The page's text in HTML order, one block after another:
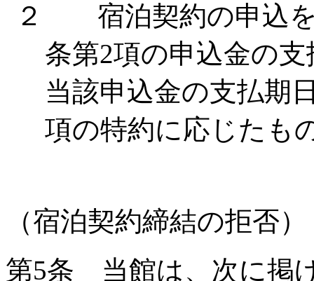
２ 宿泊契約の申込を
条第2項の申込金の
当該申込金の支払期
項の特約に応じたも
（宿泊契約締結の拒否）
第5条 当館は、次に掲